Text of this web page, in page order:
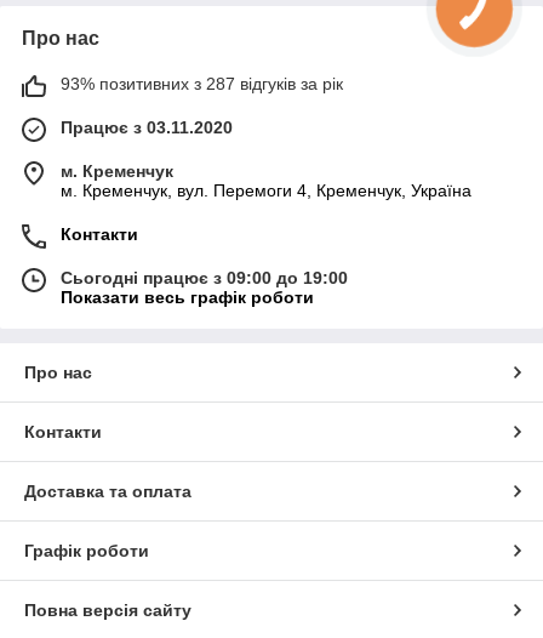
Про нас
93% позитивних з 287 відгуків за рік
Працює з 03.11.2020
м. Кременчук
м. Кременчук, вул. Перемоги 4, Кременчук, Україна
Контакти
Сьогодні працює з 09:00 до 19:00
Показати весь графік роботи
Про нас
Контакти
Доставка та оплата
Графік роботи
Повна версія сайту